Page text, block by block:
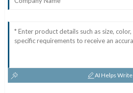
AI Helps Write